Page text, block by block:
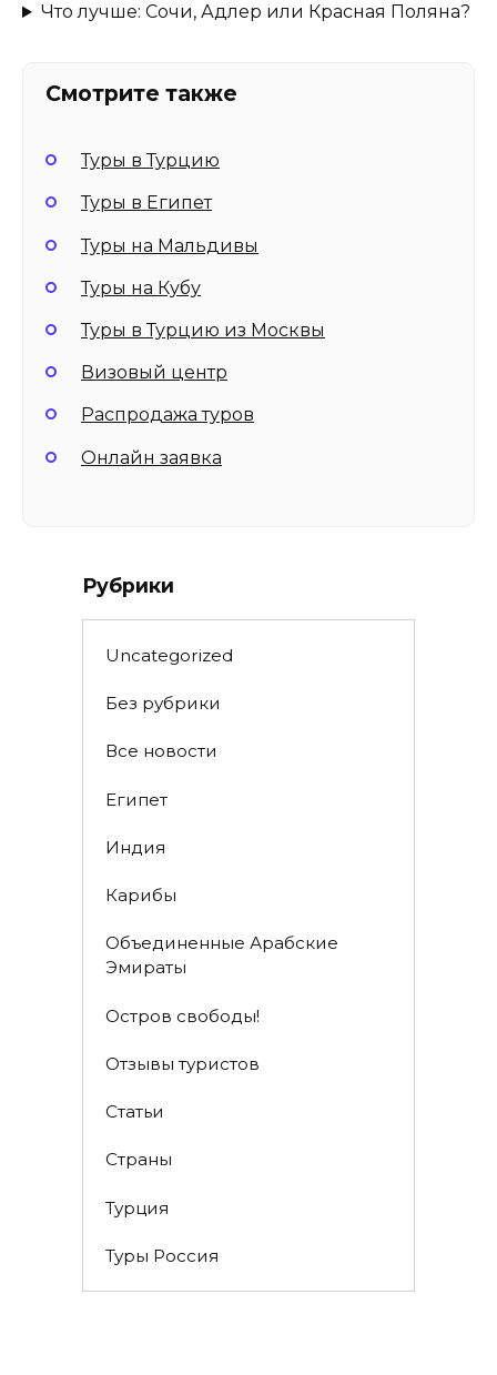
Что лучше: Сочи, Адлер или Красная Поляна?
Смотрите также
Туры в Турцию
Туры в Египет
Туры на Мальдивы
Туры на Кубу
Туры в Турцию из Москвы
Визовый центр
Распродажа туров
Онлайн заявка
Рубрики
Uncategorized
Без рубрики
Все новости
Египет
Индия
Карибы
Объединенные Арабские
Эмираты
Остров свободы!
Отзывы туристов
Статьи
Страны
Турция
Туры Россия